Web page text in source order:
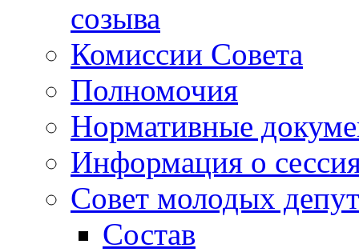
созыва
Комиссии Совета
Полномочия
Нормативные
Информация о
Совет молодых
Состав